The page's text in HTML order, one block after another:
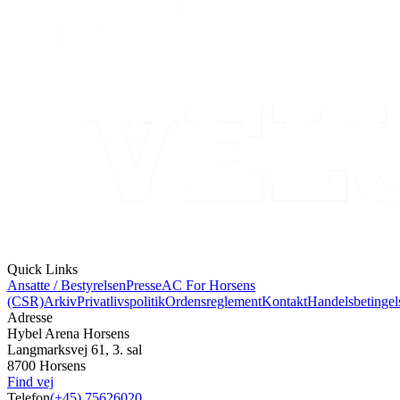
Quick Links
Ansatte / BestyrelsenPresseAC For Horsens
(CSR)ArkivPrivatlivspolitikOrdensreglementKontakt
Adresse
Hybel Arena Horsens
Langmarksvej 61, 3. sal
8700 Horsens
Find vej